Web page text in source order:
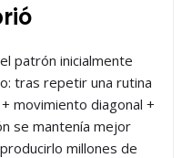
patrón inicialmente
tras repetir una rutina
movimiento diagonal +
se mantenía mejor
millones de